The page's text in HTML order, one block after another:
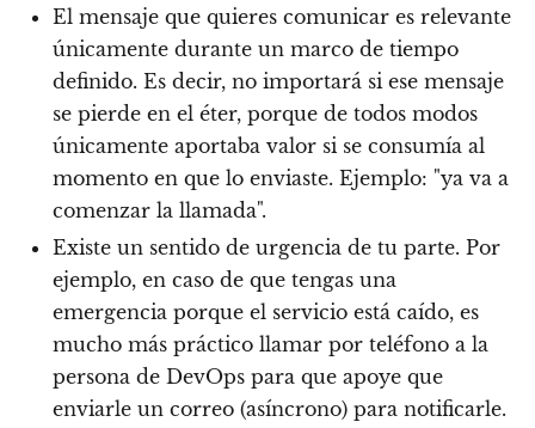
El mensaje que quieres comunicar es relevante
únicamente durante un marco de tiempo
definido. Es decir, no importará si ese mensaje
se pierde en el éter, porque de todos modos
únicamente aportaba valor si se consumía al
momento en que lo enviaste. Ejemplo: "ya va a
comenzar la llamada".
Existe un sentido de urgencia de tu parte. Por
ejemplo, en caso de que tengas una
emergencia porque el servicio está caído, es
mucho más práctico llamar por teléfono a la
persona de DevOps para que apoye que
enviarle un correo (asíncrono) para notificarle.